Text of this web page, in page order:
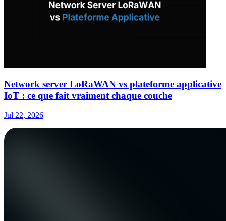
Network server LoRaWAN vs plateforme applicative
IoT : ce que fait vraiment chaque couche
Jul 22, 2026